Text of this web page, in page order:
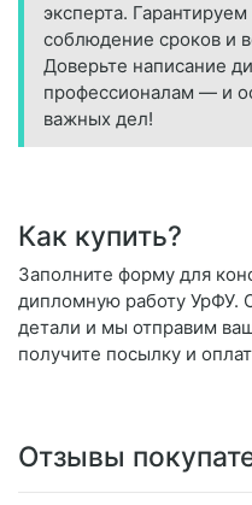
эксперта.
соблюдение сроков и
Доверьте написание
профессионалам — и
важных дел!
Как купить?
Заполните форму для
дипломную работу УрФУ.
детали и мы отправим
получите посылку и
Отзывы